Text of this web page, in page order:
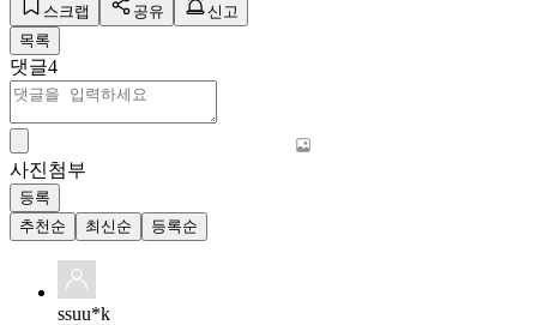
스크랩 공유
신고
목록
댓글4
사진첨부
등록
추천순
최신순 등록순
ssuu*k